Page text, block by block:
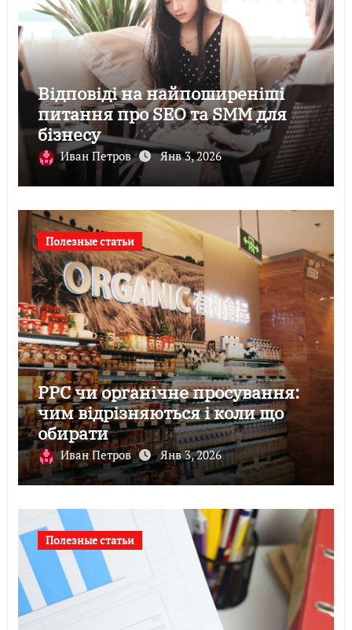
Відповіді на найпоширеніші
питання про SEO та SMM для
бізнесу
Иван Петров Янв 3, 2026
Полезные статьи
PPC чи органічне просування:
чим відрізняються і коли що
обирати
Иван Петров Янв 3, 2026
Полезные статьи